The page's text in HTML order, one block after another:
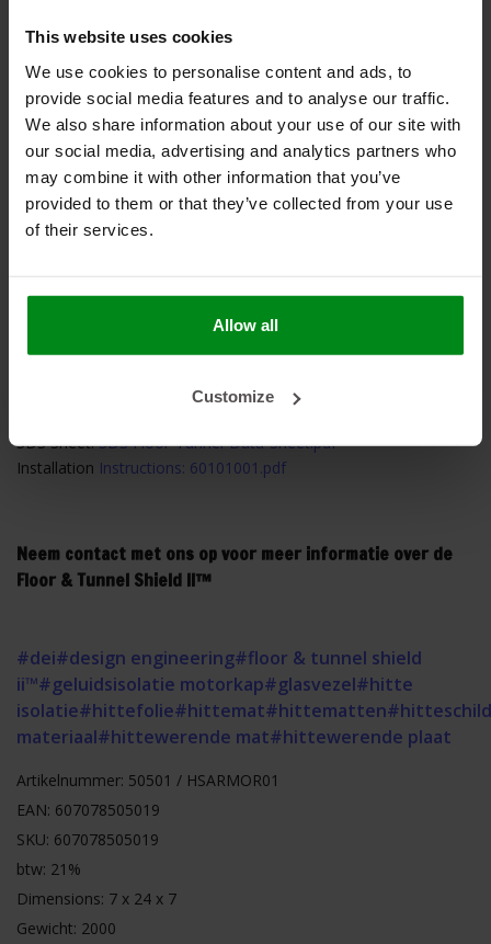
This website uses cookies
We use cookies to personalise content and ads, to
provide social media features and to analyse our traffic.
We also share information about your use of our site with
our social media, advertising and analytics partners who
may combine it with other information that you’ve
provided to them or that they’ve collected from your use
of their services.
Allow all
Customize
Daarnaast biedt het uitstekende bescherming in keukens en
andere industriële omgevingen waar een robuuste toepassing
gewenst is. Het schild heeft naast de uitstekende lichtgewicht
thermische beveiliging ook een geluiddempende werking.
Dit isolatieschild kan worden gebruikt op vele ondergronden,
waaronder metaal, aluminium, koolstofvezel en plastic. De
ondergrond dient altijd goed ontvet te zijn voordat het
isolatieschild wordt aangebracht. Bij twijfel, neem contact met
DOCUMENTEN & DOWNLOADS
Frequently Asked Questions:FAQ 050501.pdf
SDS Sheet:SDS Floor-Tunnel-Data-Sheet.pdf
Installation Instructions: 60101001.pdf
Neem contact met ons op voor meer informatie over de
Floor & Tunnel Shield II™
#dei#design engineering#floor & tunnel shield
ii™#geluidsisolatie motorkap#glasvezel#hitte
isolatie#hittefolie#hittemat#hittematten#hitteschild
materiaal#hittewerende mat#hittewerende plaat
Artikelnummer: 50501 / HSARMOR01
EAN: 607078505019
SKU: 607078505019
btw: 21%
Dimensions: 7 x 24 x 7
Gewicht: 2000